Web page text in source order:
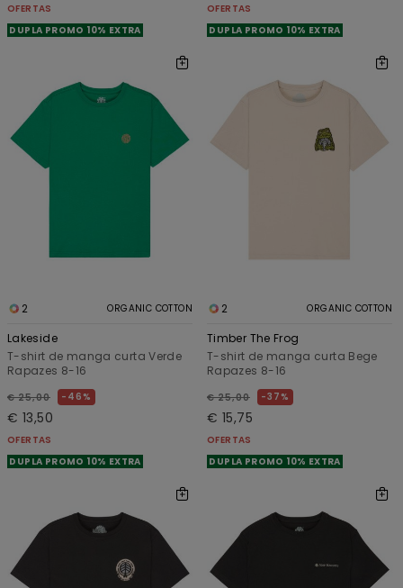
OFERTAS
DUPLA PROMO 10% EXTRA
OFERTAS
DUPLA PROMO 10% EXTRA
2 ORGANIC COTTON
Lakeside
T-shirt de manga curta Verde
Rapazes 8-16
€ 25,00 46%
€ 13,50
OFERTAS
DUPLA PROMO 10% EXTRA
2 ORGANIC COTTON
Timber The Frog
T-shirt de manga curta Bege
Rapazes 8-16
€ 25,00 37%
€ 15,75
OFERTAS
DUPLA PROMO 10% EXTRA